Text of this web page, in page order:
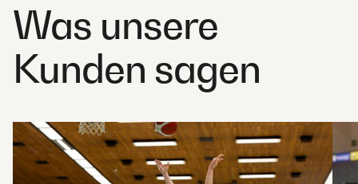
Was unsere
Kunden sagen